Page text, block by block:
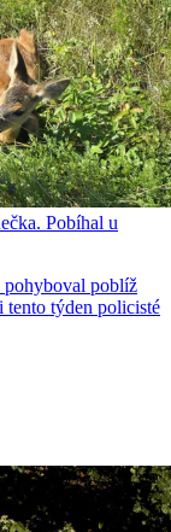
Pobíhal u
pohyboval poblíž
tento týden policisté